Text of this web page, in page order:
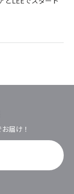
届け！